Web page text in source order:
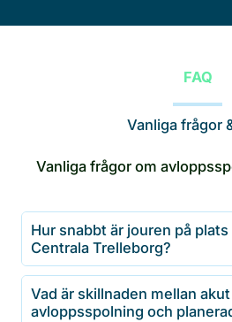
FAQ
Vanliga frågor
Vanliga frågor om
Hur snabbt är jouren på
Centrala Trelleborg?
Vad är skillnaden mellan akut
avloppsspolning och